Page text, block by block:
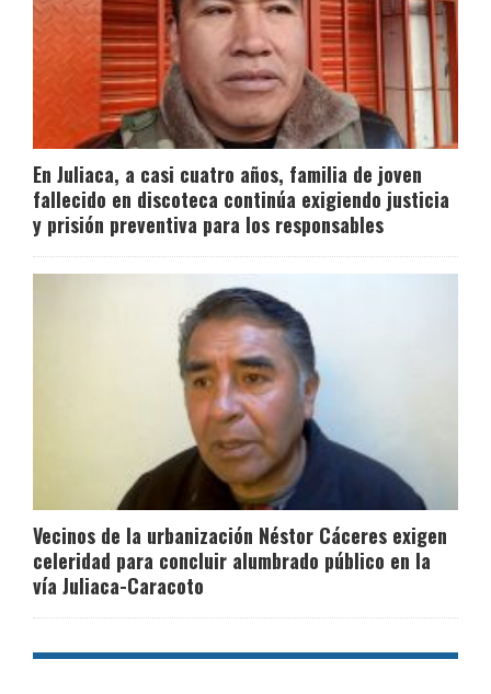
En Juliaca, a casi cuatro años, familia de joven
fallecido en discoteca continúa exigiendo justicia
y prisión preventiva para los responsables
Vecinos de la urbanización Néstor Cáceres exigen
celeridad para concluir alumbrado público en la
vía Juliaca-Caracoto